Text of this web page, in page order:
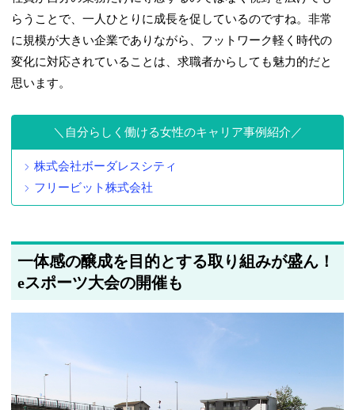
らうことで、一人ひとりに成長を促しているのですね。非常
に規模が大きい企業でありながら、フットワーク軽く時代の
変化に対応されていることは、求職者からしても魅力的だと
思います。
自分らしく働ける女性のキャリア事例紹介
株式会社ボーダレスシティ
フリービット株式会社
一体感の醸成を目的とする取り組みが盛ん！
eスポーツ大会の開催も